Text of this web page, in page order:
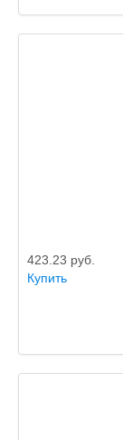
423.23 руб.
Купить